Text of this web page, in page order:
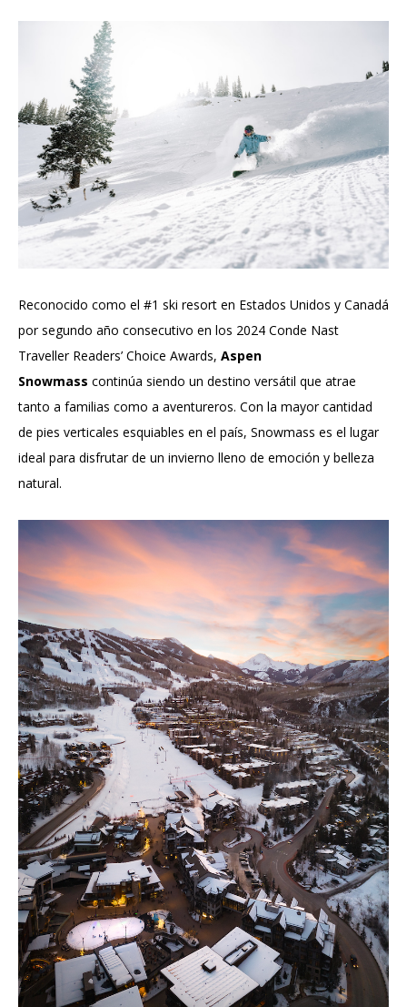
Reconocido como el #1 ski resort en Estados Unidos y Canadá
por segundo año consecutivo en los 2024 Conde Nast
Traveller Readers’ Choice Awards, Aspen
Snowmass continúa siendo un destino versátil que atrae
tanto a familias como a aventureros. Con la mayor cantidad
de pies verticales esquiables en el país, Snowmass es el lugar
ideal para disfrutar de un invierno lleno de emoción y belleza
natural.